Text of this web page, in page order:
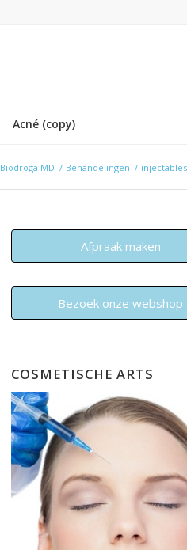
Acné (copy)
Biodroga MD / Behandelingen /
Afpraak maken
Bezoek onze webshop
COSMETISCHE ARTS